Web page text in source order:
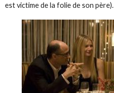
est victime de la folie de son père).